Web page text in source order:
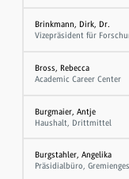
Brinkmann, Dirk, Dr.
Vizepräsident für
Bross, Rebecca
Academic Career Center
Burgmaier, Antje
Haushalt, Drittmittel
Burgstahler, Angelika
Präsidialbüro,